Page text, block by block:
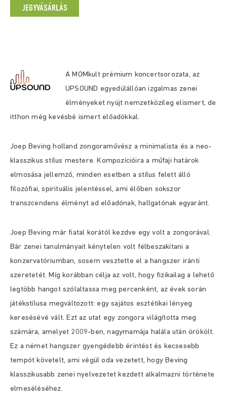
JEGYVÁSÁRLÁS
A MOMkult prémium koncertsorozata, az
UPSOUND egyedülállóan izgalmas zenei
élményeket nyújt nemzetközileg elismert, de
itthon még kevésbé ismert előadókkal.
Joep Beving holland zongoraművész a minimalista és a neo-
klasszikus stílus mestere. Kompozícióira a műfaji határok
elmosása jellemző, minden esetben a stílus felett álló
filozófiai, spirituális jelentéssel, ami élőben sokszor
transzcendens élményt ad előadónak, hallgatónak egyaránt.
Joep Beving már fiatal korától kezdve egy volt a zongorával.
Bár zenei tanulmányait kénytelen volt félbeszakítani a
konzervatóriumban, sosem vesztette el a hangszer iránti
szeretetét. Míg korábban célja az volt, hogy fizikailag a lehető
legtöbb hangot szólaltassa meg percenként, az évek során
játékstílusa megváltozott: egy sajátos esztétikai lényeg
keresésévé vált. Ezt az utat egy zongora világította meg
számára, amelyet 2009-ben, nagymamája halála után örökölt.
Ez a német hangszer gyengédebb érintést és kecsesebb
tempót követelt, ami végül oda vezetett, hogy Beving
klasszikusabb zenei nyelvezetet kezdett alkalmazni története
elmeséléséhez.